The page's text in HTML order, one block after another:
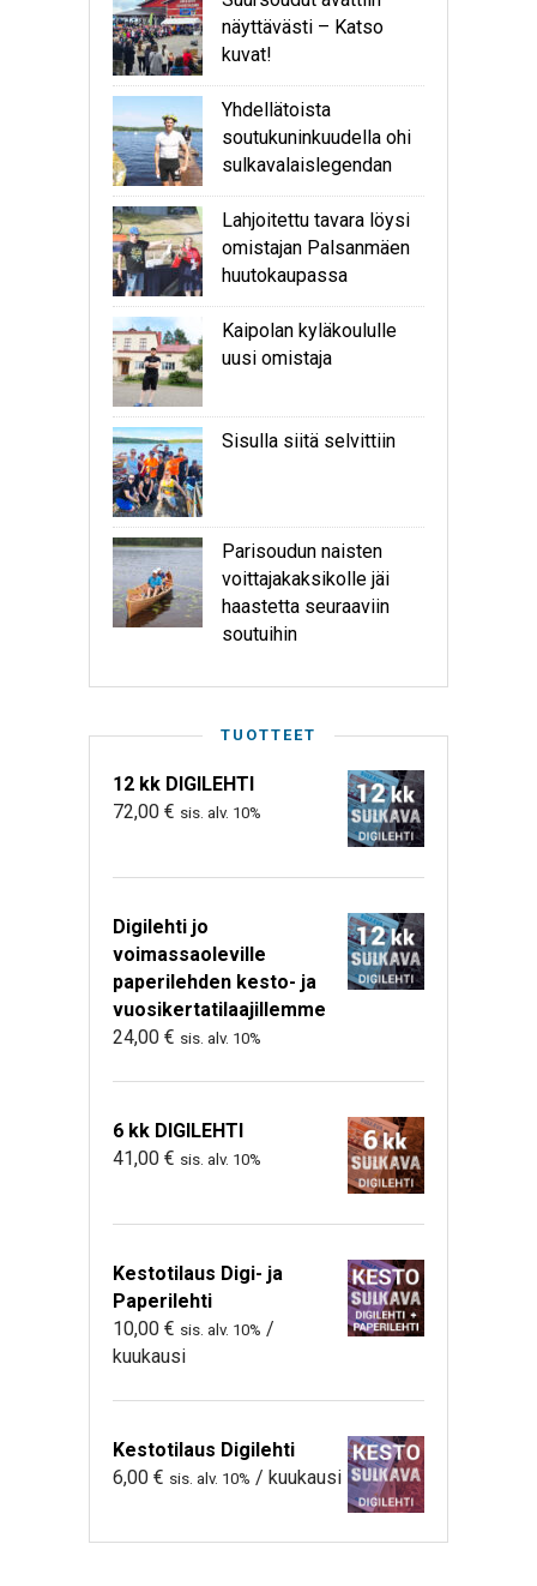
näyttävästi – Katso
kuvat!
Yhdellätoista
soutukuninkuudella ohi
sulkavalaislegendan
Lahjoitettu tavara löysi
omistajan Palsanmäen
huutokaupassa
Kaipolan kyläkoululle
uusi omistaja
Sisulla siitä selvittiin
Parisoudun naisten
voittajakaksikolle jäi
haastetta seuraaviin
soutuihin
TUOTTEET
12 kk DIGILEHTI
72,00 € sis. alv. 10%
Digilehti jo
voimassaoleville
paperilehden kesto- ja
vuosikertatilaajillemme
24,00 € sis. alv. 10%
6 kk DIGILEHTI
41,00 € sis. alv. 10%
Kestotilaus Digi- ja
Paperilehti
10,00 € sis. alv. 10% /
kuukausi
Kestotilaus Digilehti
6,00 € sis. alv. 10% / kuukausi